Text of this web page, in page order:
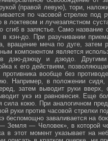
(правой левую), тори,
по часовой стрелке под
локтевом и лучезапястном
в запястье. Само название
кэн-до. При разучивании
вращение меча по дуге, затем
компонентом является
дзю-дзюцу и дзюдо.
к его действиям,
вообще без
Например, в положении
затем выводит руки
укэ из равновесия. Еще
сила кокю. При аналогичном
руки против часовой стрелки
беспомощно заваливается на
— Человек», в которой
в этот момент указывает на